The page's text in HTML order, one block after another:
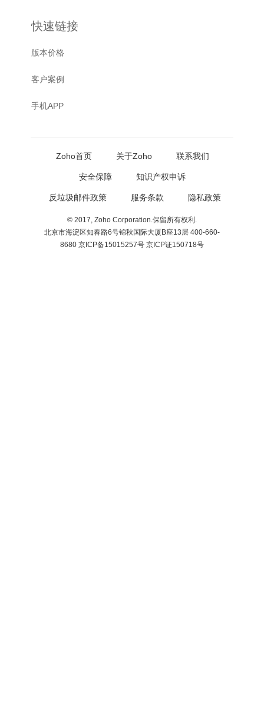
快速链接
版本价格
客户案例
手机APP
Zoho首页 关于Zoho 联系我们
安全保障 知识产权申诉
反垃圾邮件政策 服务条款 隐私政策
© 2017, Zoho Corporation.保留所有权利.
北京市海淀区知春路6号锦秋国际大厦B座13层 400-660-
8680 京ICP备15015257号 京ICP证150718号